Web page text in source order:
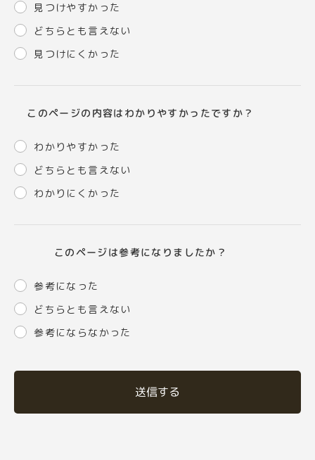
見つけやすかった
どちらとも言えない
見つけにくかった
このページの内容はわかりやすかったですか？
わかりやすかった
どちらとも言えない
わかりにくかった
このページは参考になりましたか？
参考になった
どちらとも言えない
参考にならなかった
送信する